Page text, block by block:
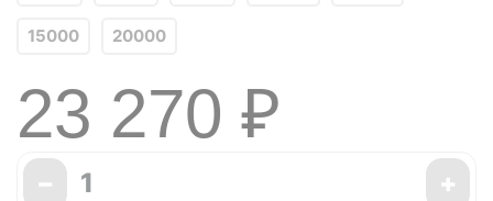
15000 20000
23 270 ₽
− +